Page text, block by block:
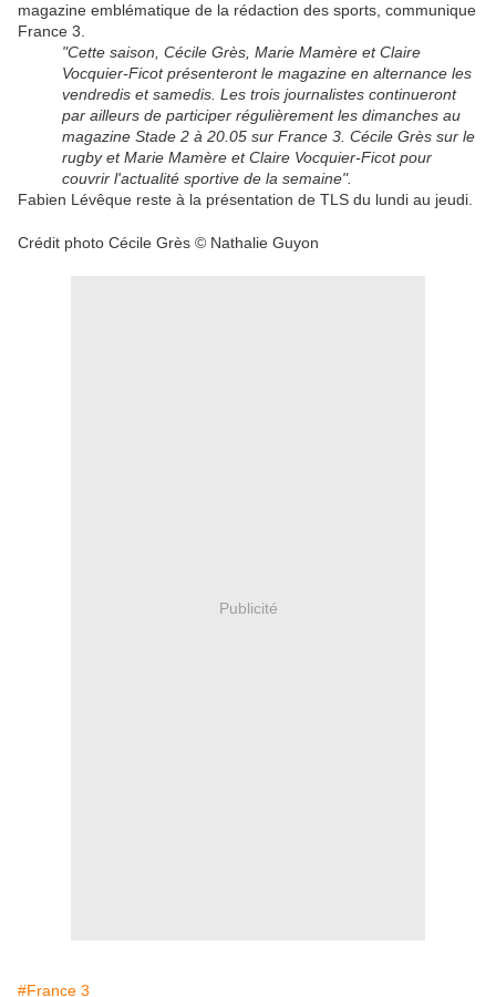
magazine emblématique de la rédaction des sports, communique
France 3.
"Cette saison, Cécile Grès, Marie Mamère et Claire
Vocquier-Ficot présenteront le magazine en alternance les
vendredis et samedis. Les trois journalistes continueront
par ailleurs de participer régulièrement les dimanches au
magazine Stade 2 à 20.05 sur France 3. Cécile Grès sur le
rugby et Marie Mamère et Claire Vocquier-Ficot pour
couvrir l'actualité sportive de la semaine".
Fabien Lévêque reste à la présentation de TLS du lundi au jeudi.
Crédit photo Cécile Grès © Nathalie Guyon
Publicité
#France 3